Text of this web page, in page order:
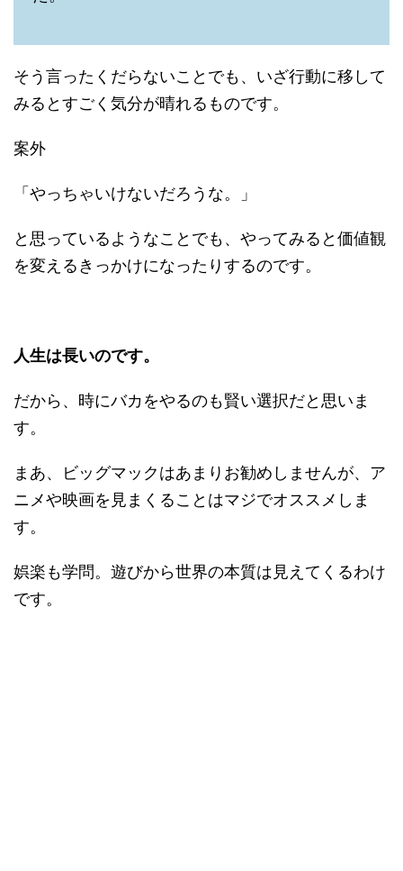
そう言ったくだらないことでも、いざ行動に移して
みるとすごく気分が晴れるものです。
案外
「やっちゃいけないだろうな。」
と思っているようなことでも、やってみると価値観
を変えるきっかけになったりするのです。
人生は長いのです。
だから、時にバカをやるのも賢い選択だと思いま
す。
まあ、ビッグマックはあまりお勧めしませんが、ア
ニメや映画を見まくることはマジでオススメしま
す。
娯楽も学問。遊びから世界の本質は見えてくるわけ
です。